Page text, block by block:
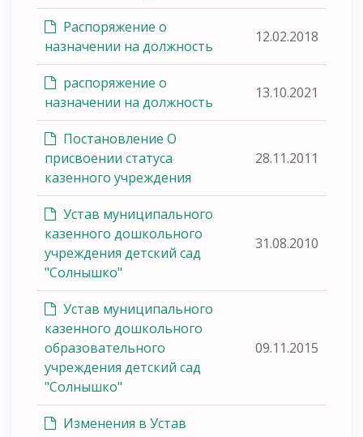
Распоряжение о
назначении на должность
12.02.2018
распоряжение о
назначении на должность
13.10.2021
Постановление О
присвоении статуса
казенного учреждения
28.11.2011
Устав муниципального
казенного дошкольного
учреждения детский сад
"Солнышко"
31.08.2010
Устав муниципального
казенного дошкольного
образовательного
учреждения детский сад
"Солнышко"
09.11.2015
Изменения в Устав